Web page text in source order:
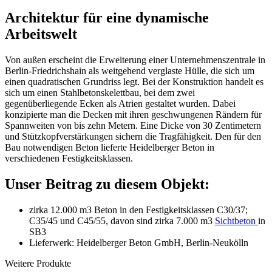
Architektur für eine dynamische
Arbeitswelt
Von außen erscheint die Erweiterung einer Unternehmenszentrale in
Berlin-Friedrichshain als weitgehend verglaste Hülle, die sich um
einen quadratischen Grundriss legt. Bei der Konstruktion handelt es
sich um einen Stahlbetonskelettbau, bei dem zwei
gegenüberliegende Ecken als Atrien gestaltet wurden. Dabei
konzipierte man die Decken mit ihren geschwungenen Rändern für
Spannweiten von bis zehn Metern. Eine Dicke von 30 Zentimetern
und Stützkopfverstärkungen sichern die Tragfähigkeit. Den für den
Bau notwendigen Beton lieferte Heidelberger Beton in
verschiedenen Festigkeitsklassen.
Unser Beitrag zu diesem Objekt:
zirka 12.000 m3 Beton in den Festigkeitsklassen C30/37;
C35/45 und C45/55, davon sind zirka 7.000 m3 Sichtbeton in
SB3
Lieferwerk: Heidelberger Beton GmbH, Berlin-Neukölln
Weitere Produkte